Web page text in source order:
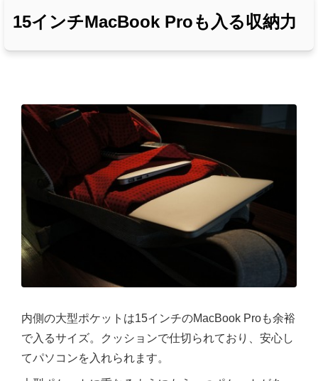
15インチMacBook Proも入る収納力
内側の大型ポケットは15インチのMacBook Proも余裕
で入るサイズ。クッションで仕切られており、安心し
てパソコンを入れられます。